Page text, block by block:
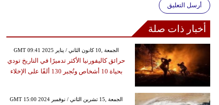
أرسل التعليق
أخبار ذات صلة
GMT 09:41 2025 الجمعة ,10 كانون الثاني / يناير
حرائق كاليفورنيا الأكثر تدميرًا في التاريخ تودي
بحياة 10 أشخاص وتُجبر 130 ألفًا على الإخلاء
GMT 15:00 2024 الجمعة ,15 تشرين الثاني / نوفمبر